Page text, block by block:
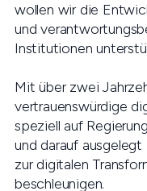
wollen wir die
und
Institutionen
Mit über zwei
vertrauenswürdige
speziell auf
und darauf
zur digitalen
beschleunigen.